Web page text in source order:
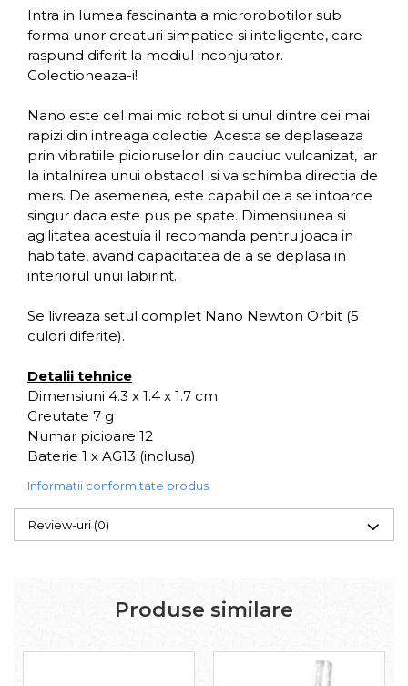
Intra in lumea fascinanta a microrobotilor sub
forma unor creaturi simpatice si inteligente, care
raspund diferit la mediul inconjurator.
Colectioneaza-i!
Nano este cel mai mic robot si unul dintre cei mai
rapizi din intreaga colectie. Acesta se deplaseaza
prin vibratiile picioruselor din cauciuc vulcanizat, iar
la intalnirea unui obstacol isi va schimba directia de
mers. De asemenea, este capabil de a se intoarce
singur daca este pus pe spate. Dimensiunea si
agilitatea acestuia il recomanda pentru joaca in
habitate, avand capacitatea de a se deplasa in
interiorul unui labirint.
Se livreaza setul complet Nano Newton Orbit (5
culori diferite).
Detalii tehnice
Dimensiuni 4.3 x 1.4 x 1.7 cm
Greutate 7 g
Numar picioare 12
Baterie 1 x AG13 (inclusa)
Informatii conformitate produs
Review-uri (0)
Produse similare